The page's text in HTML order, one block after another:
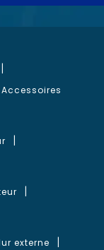
Accessoires
externe